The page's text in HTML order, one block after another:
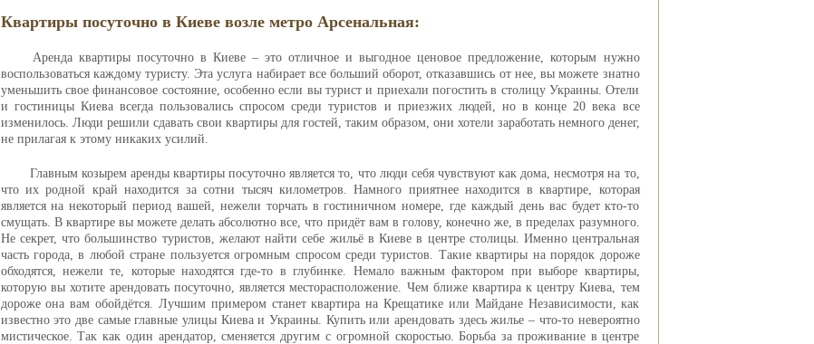
Квартиры посуточно в Киеве возле метро Арсенальная:
Аренда квартиры посуточно в Киеве – это отличное и выгодное ценовое предложение, которым нужно
воспользоваться каждому туристу. Эта услуга набирает все больший оборот, отказавшись от нее, вы можете знатно
уменьшить свое финансовое состояние, особенно если вы турист и приехали погостить в столицу Украины. Отели
и гостиницы Киева всегда пользовались спросом среди туристов и приезжих людей, но в конце 20 века все
изменилось. Люди решили сдавать свои квартиры для гостей, таким образом, они хотели заработать немного денег,
не прилагая к этому никаких усилий.
Главным козырем аренды квартиры посуточно является то, что люди себя чувствуют как дома, несмотря на то,
что их родной край находится за сотни тысяч километров. Намного приятнее находится в квартире, которая
является на некоторый период вашей, нежели торчать в гостиничном номере, где каждый день вас будет кто-то
смущать. В квартире вы можете делать абсолютно все, что придёт вам в голову, конечно же, в пределах разумного.
Не секрет, что большинство туристов, желают найти себе жильё в Киеве в центре столицы. Именно центральная
часть города, в любой стране пользуется огромным спросом среди туристов. Такие квартиры на порядок дороже
обходятся, нежели те, которые находятся где-то в глубинке. Немало важным фактором при выборе квартиры,
которую вы хотите арендовать посуточно, является месторасположение. Чем ближе квартира к центру Киева, тем
дороже она вам обойдётся. Лучшим примером станет квартира на Крещатике или Майдане Независимости, как
известно это две самые главные улицы Киева и Украины. Купить или арендовать здесь жилье – что-то невероятно
мистическое. Так как один арендатор, сменяется другим с огромной скоростью. Борьба за проживание в центре